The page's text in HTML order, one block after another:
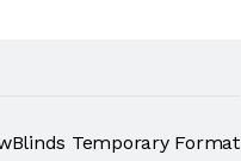
Temporary Format